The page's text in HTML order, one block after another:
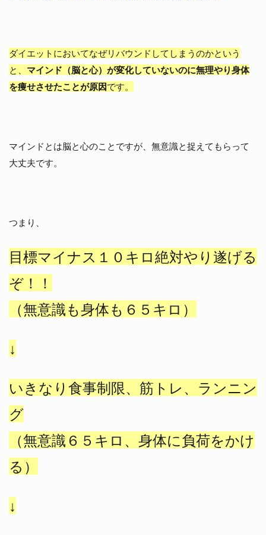
ダイエットにおいてなぜリバウンドしてしまうのかという
と、 マインド（脳と心）が変化していないのに無理やり身体
を痩せさせたことが原因です。
マインドとは脳と心のことですが、無意識と捉えてもらって
大丈夫です。
つまり、
目標マイナス１０キロ絶対やり遂げる
ぞ！！
（無意識も身体も６５キロ）
↓
いきなり食事制限、筋トレ、ランニン
グ
（無意識６５キロ、身体に負荷をかけ
る）
↓